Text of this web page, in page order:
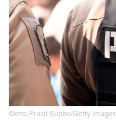
Фото: Prasit Supho/Getty Images